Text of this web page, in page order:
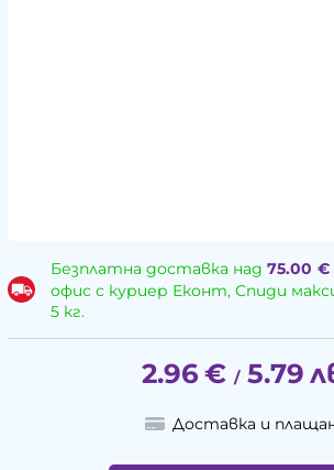
Безплатна доставка над 75.00 €
офис с куриер Еконт, Спиди
5 кг.
2.96 € / 5.79
Доставка и